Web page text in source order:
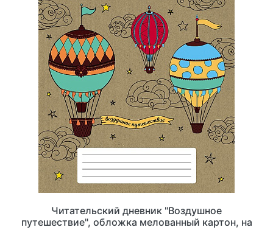
Читательский дневник "Воздушное
путешествие", обложка мелованный картон, на